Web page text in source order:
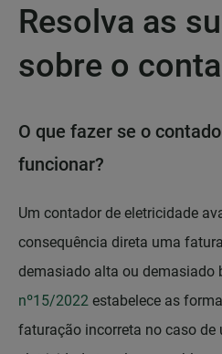
Resolva as
sobre o
O que fazer se o
funcionar?
Um contador de eletricidade
consequência direta uma
demasiado alta ou demasiado
nº15/2022 estabelece as
faturação incorreta no caso de